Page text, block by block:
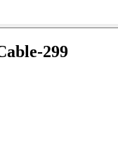
299